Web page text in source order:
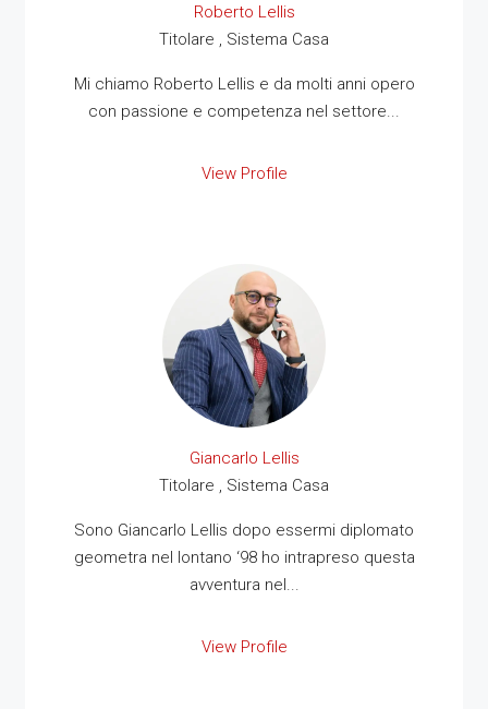
Roberto Lellis
Titolare , Sistema Casa
Mi chiamo Roberto Lellis e da molti anni opero
con passione e competenza nel settore...
View Profile
Giancarlo Lellis
Titolare , Sistema Casa
Sono Giancarlo Lellis dopo essermi diplomato
geometra nel lontano ‘98 ho intrapreso questa
avventura nel...
View Profile